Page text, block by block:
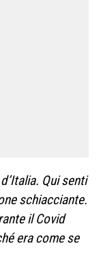
Qui senti
schiacciante.
il Covid
era come se